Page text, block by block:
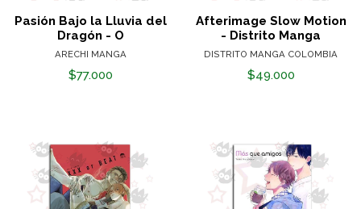
Pasión Bajo la Lluvia del
Dragón - O
ARECHI MANGA
$77.000
Afterimage Slow Motion
- Distrito Manga
DISTRITO MANGA COLOMBIA
$49.000